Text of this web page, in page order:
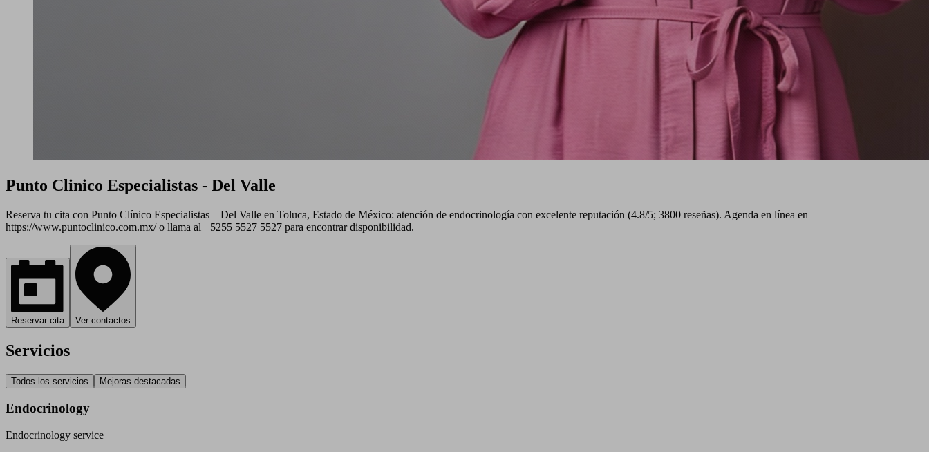
Punto Clinico Especialistas - Del Valle
Reserva tu cita con Punto Clínico Especialistas – Del Valle en Toluca, Estado de México: atención de endocrinología con excelente reputación (4.8/5; 3800 reseñas). Agenda en línea en
https://www.puntoclinico.com.mx/ o llama al +5255 5527 5527 para encontrar disponibilidad.
Reservar cita Ver contactos
Servicios
Todos los servicios Mejoras destacadas
Endocrinology
Endocrinology service